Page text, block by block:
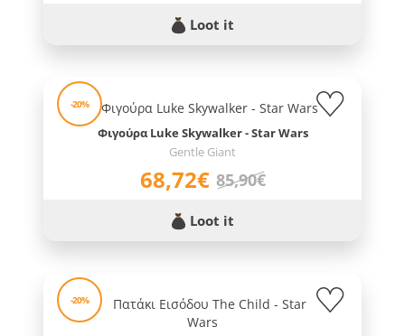
Loot it
-20%
Φιγούρα Luke Skywalker - Star Wars
Gentle Giant
68,72€ 85,90€
Loot it
-20%